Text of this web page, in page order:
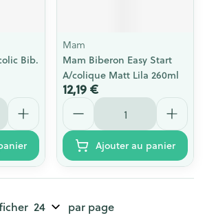
Bib.
Mam
Mam Biberon Easy Start
A/colique Matt Lila 260ml
12,19 €
Quantité
Ajouter au panier
par page